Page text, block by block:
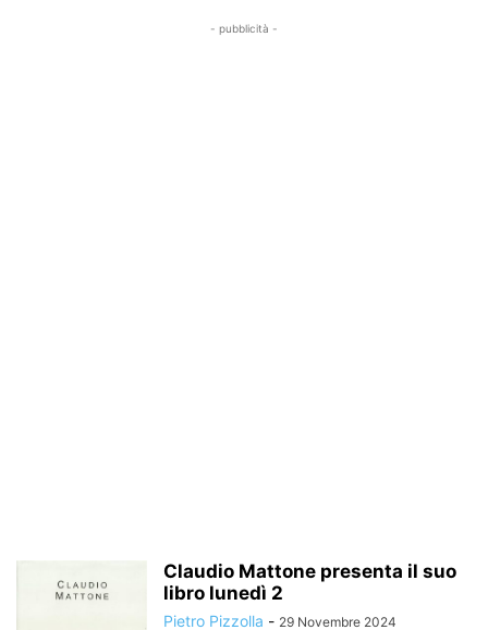
- pubblicità -
Claudio Mattone presenta il suo
libro lunedì 2
Pietro Pizzolla - 29 Novembre 2024